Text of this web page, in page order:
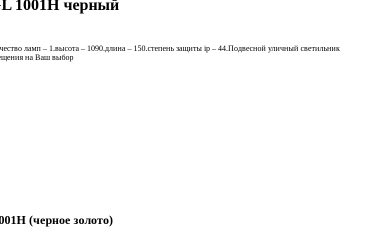
1001H черный
ламп – 1.высота – 1090.длина – 150.степень защиты ip – 44.Подвесной уличный светильник
на Ваш выбор
(черное золото)